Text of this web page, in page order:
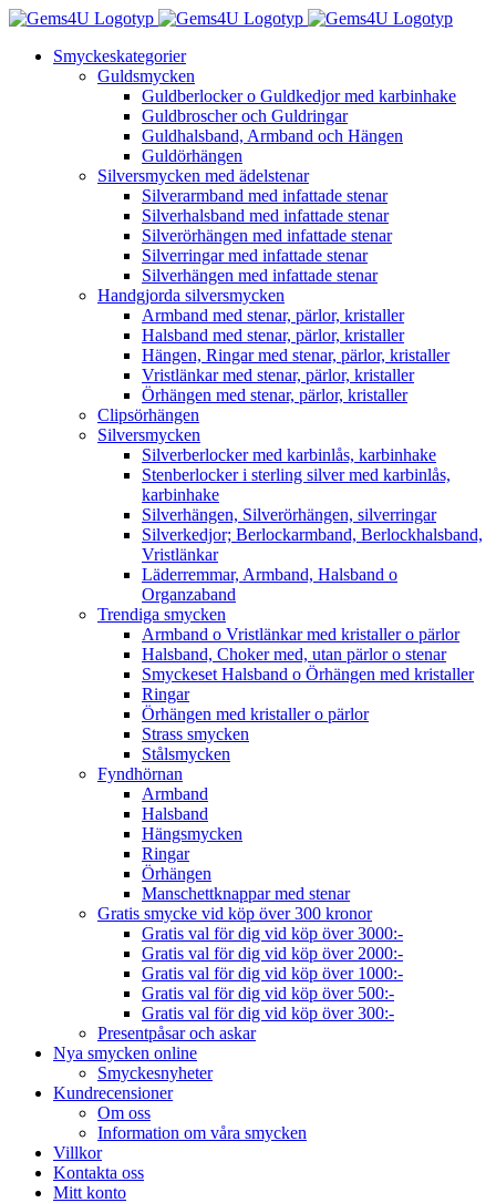
Fortsätt
innehålletSmyckeskategorier
Guldsmycken
Guldberlocker o Guldkedjor med karbinhake
Guldbroscher och Guldringar
Guldhalsband, Armband och Hängen
Guldörhängen
Silversmycken med ädelstenar
Silverarmband med infattade stenar
Silverhalsband med infattade stenar
Silverörhängen med infattade stenar
Silverringar med infattade stenar
Silverhängen med infattade stenar
Handgjorda silversmycken
Armband med stenar, pärlor, kristaller
Halsband med stenar, pärlor, kristaller
Hängen, Ringar med stenar, pärlor, kristaller
Vristlänkar med stenar, pärlor, kristaller
Örhängen med stenar, pärlor, kristaller
Clipsörhängen
Silversmycken
Silverberlocker med karbinlås, karbinhake
Stenberlocker i sterling silver med karbinlås,
karbinhake
Silverhängen, Silverörhängen, silverringar
Silverkedjor; Berlockarmband, Berlockhalsband,
Vristlänkar
Läderremmar, Armband, Halsband o
Organzaband
Trendiga smycken
Armband o Vristlänkar med kristaller o pärlor
Halsband, Choker med, utan pärlor o stenar
Smyckeset Halsband o Örhängen med kristaller
Ringar
Örhängen med kristaller o pärlor
Strass smycken
Stålsmycken
Fyndhörnan
Armband
Halsband
Hängsmycken
Ringar
Örhängen
Manschettknappar med stenar
Gratis smycke vid köp över 300 kronor
Gratis val för dig vid köp över 3000:-
Gratis val för dig vid köp över 2000:-
Gratis val för dig vid köp över 1000:-
Gratis val för dig vid köp över 500:-
Gratis val för dig vid köp över 300:-
Presentpåsar och askar
Nya smycken online
Smyckesnyheter
Kundrecensioner
Om oss
Information om våra smycken
Villkor
Kontakta oss
Mitt konto